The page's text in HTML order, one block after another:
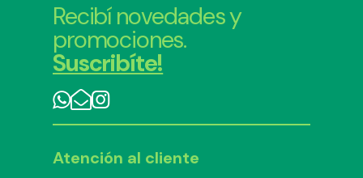
Recibí novedades y
promociones.
Suscribíte!
Atención al cliente